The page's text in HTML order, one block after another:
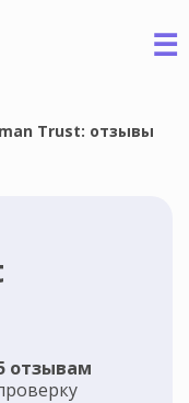
☰
Trust: отзывы
отзывам